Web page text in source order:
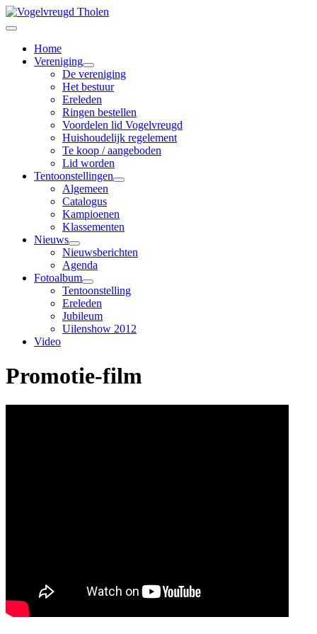
Home
Vereniging
De vereniging
Het bestuur
Ereleden
Ringen bestellen
Voordelen lid Vogelvreugd
Huishoudelijk regelement
Te koop / aangeboden
Lid worden
Tentoonstellingen
Algemeen
Catalogus
Kampioenen
Klassementen
Nieuws
Nieuwsberichten
Agenda
Fotoalbum
Tentoonstelling
Ereleden
Jubileum
Uilenshow 2012
Video
Promotie-film